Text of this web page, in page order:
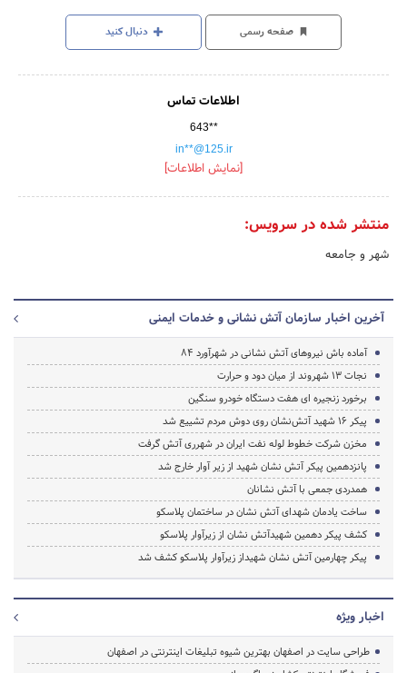
صفحه رسمی دنبال کنید
اطلاعات تماس
643**
in**@125.ir
[نمایش اطلاعات]
منتشر شده در سرویس:
شهر و جامعه
آخرین اخبار سازمان آتش نشانی و خدمات ایمنی
آماده باش نیروهای آتش نشانی در شهرآورد 84
نجات 13 شهروند از میان دود و حرارت
برخورد زنجیره ای هفت دستگاه خودرو سنگین
پیکر ۱۶ شهید آتش‌نشان روی دوش مردم تشییع شد
مخزن شرکت خطوط لوله نفت ایران در شهرری آتش گرفت
پانزدهمین پیکر آتش نشان شهید از زیر آوار خارج شد
همدردی جمعی با آتش نشانان
ساخت یادمان شهدای آتش نشان در ساختمان پلاسکو
کشف پیکر دهمین شهیدآتش نشان از زیرآوار پلاسکو
پیکر چهارمین آتش نشان شهیداز زیرآوار پلاسکو کشف شد
اخبار ویژه
طراحی سایت در اصفهان بهترین شیوه تبلیغات اینترنتی در اصفهان